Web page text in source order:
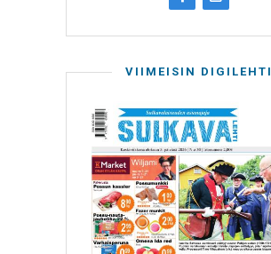
VIIMEISIN DIGILEHTI